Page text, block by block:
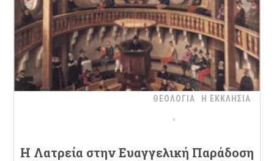
ΘΕΟΛΟΓΙΑ Η ΕΚΚΛΗΣΙΑ
H Λατρεία στην Ευαγγελική Παράδοση